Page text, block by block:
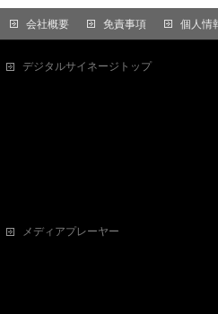
会社概要 免責事項 個人情
デジタルサイネージトップ
メディアプレーヤー